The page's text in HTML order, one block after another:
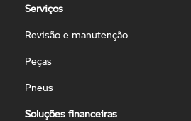
Serviços
Revisão e manutenção
Peças
Pneus
Soluções financeiras